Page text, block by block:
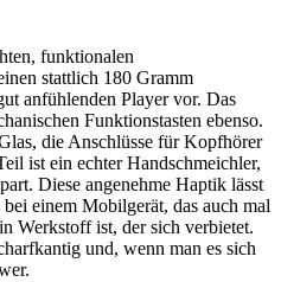
funktionalen
stattlich 180 Gramm
anfühlenden Player vor. Das
Funktionstasten ebenso.
die Anschlüsse für Kopfhörer
ist ein echter Handschmeichler,
Diese angenehme Haptik lässt
einem Mobilgerät, das auch mal
Werkstoff ist, der sich verbietet.
und, wenn man es sich